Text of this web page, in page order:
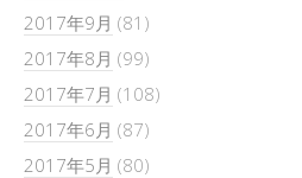
2017年9月 (81)
2017年8月 (99)
2017年7月 (108)
2017年6月 (87)
2017年5月 (80)